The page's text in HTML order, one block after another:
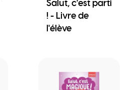
Salut, c'est parti
! - Livre de
l'élève